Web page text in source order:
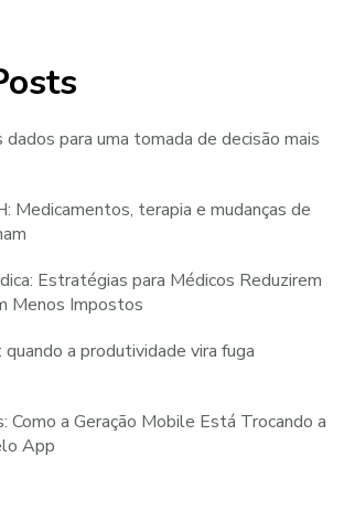
para uma tomada de decisão mais
Medicamentos, terapia e mudanças de
Estratégias para Médicos Reduzirem
Menos Impostos
a produtividade vira fuga
Como a Geração Mobile Está Trocando a
App